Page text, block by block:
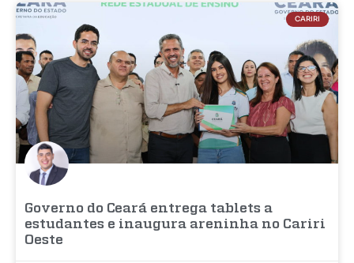
CARIRI
Governo do Ceará entrega tablets a
estudantes e inaugura areninha no Cariri
Oeste